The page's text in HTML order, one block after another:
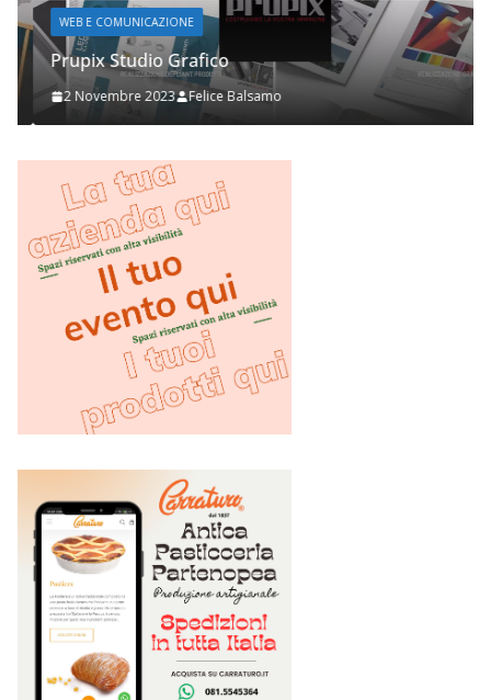
WEB E COMUNICAZIONE
Prupix Studio Grafico
2 Novembre 2023 Felice Balsamo